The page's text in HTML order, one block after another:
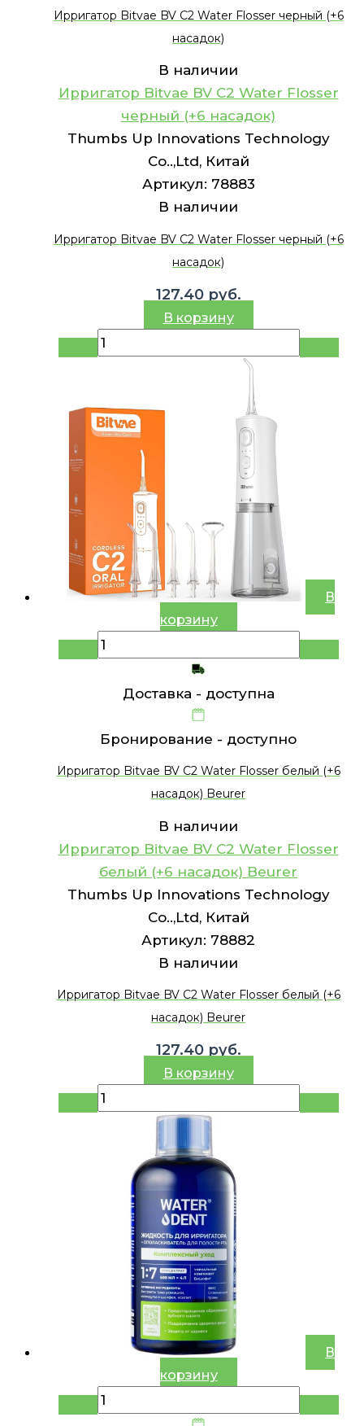
Ирригатор Bitvae BV C2 Water Flosser черный (+6
насадок)
В наличии
Ирригатор Bitvae BV C2 Water Flosser
черный (+6 насадок)
Thumbs Up Innovations Technology
Co..,Ltd, Китай
Артикул: 78883
В наличии
Ирригатор Bitvae BV C2 Water Flosser черный (+6
насадок)
127.40 руб.
В корзину
В
корзину
Доставка - доступна
Бронирование - доступно
Ирригатор Bitvae BV C2 Water Flosser белый (+6
насадок) Beurer
В наличии
Ирригатор Bitvae BV C2 Water Flosser
белый (+6 насадок) Beurer
Thumbs Up Innovations Technology
Co..,Ltd, Китай
Артикул: 78882
В наличии
Ирригатор Bitvae BV C2 Water Flosser белый (+6
насадок) Beurer
127.40 руб.
В корзину
В
корзину